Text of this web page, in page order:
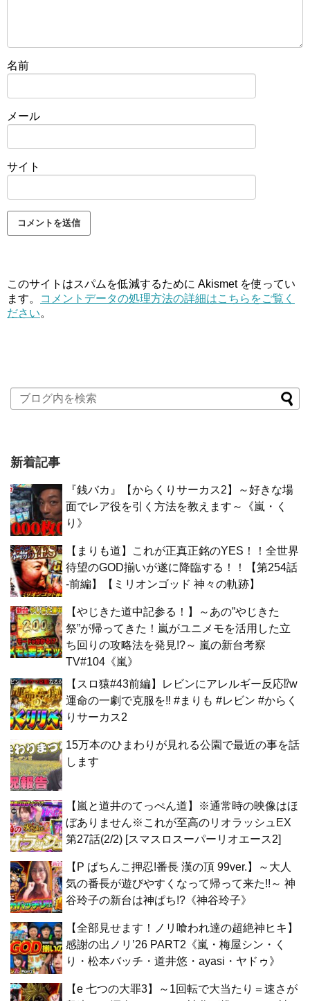
名前
メール
サイト
このサイトはスパムを低減するために Akismet を使ってい
ます。
コメントデータの処理方法の詳細はこちらをご覧く
ださい。
新着記事
『銭バカ』【からくりサーカス2】～好きな場
面でレア役を引く方法を教えます～《嵐・く
り》
【まりも道】これが正真正銘のYES！！全世界
待望のGOD揃いが遂に降臨する！！【第254話
-前編】【ミリオンゴッド 神々の軌跡】
【やじきた道中記参る！】～あの”やじきた
祭”が帰ってきた！嵐がユニメモを活用した立
ち回りの攻略法を発見!?～ 嵐の新台考察
TV#104《嵐》
【スロ猿#43前編】レビンにアレルギー反応⁉w
運命の一劇で克服を‼ #まりも #レビン #からく
りサーカス2
15万本のひまわりが見れる公園で最近の事を話
します
【嵐と道井のてっぺん道】※通常時の映像はほ
ぼありません※これが至高のリオラッシュEX
第27話(2/2) [スマスロスーパーリオエース2]
【P ぱちんこ押忍!番長 漢の頂 99ver.】～大人
気の番長が遊びやすくなって帰って来た!!～ 神
谷玲子の新台は神ぱち!?《神谷玲子》
【全部見せます！ノリ喰われ達の超絶神ヒキ】
感謝の出ノリ’26 PART2《嵐・梅屋シン・く
り・松本バッチ・道井悠・ayasi・ヤドゥ》
【e 七つの大罪3】～1回転で大当たり＝速さが